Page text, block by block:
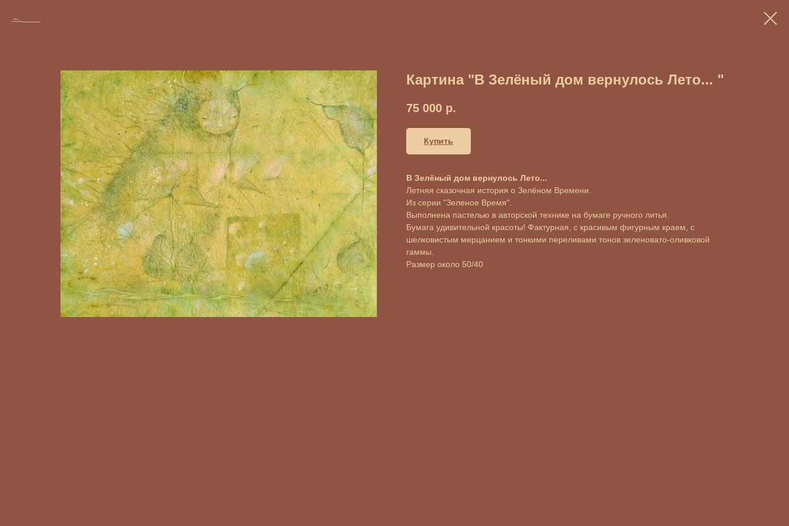
Картина "В Зелёный дом вернулось Лето... "
75 000 р.
Купить
В Зелёный дом вернулось Лето...
Летняя сказочная история о Зелёном Времени.
Из серии "Зеленое Время".
Выполнена пастелью в авторской технике на бумаге ручного литья.
Бумага удивительной красоты! Фактурная, с красивым фигурным краем, с
шелковистым мерцанием и тонкими переливами тонов зеленовато-оливковой
гаммы.
Размер около 50/40